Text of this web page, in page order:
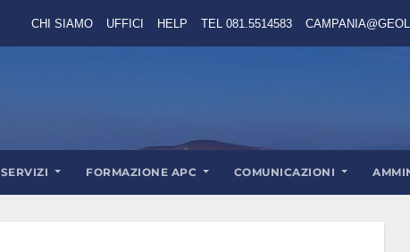
CHI SIAMO UFFICI HELP TEL 081.5514583
SERVIZI FORMAZIONE APC COMUNICAZIONI